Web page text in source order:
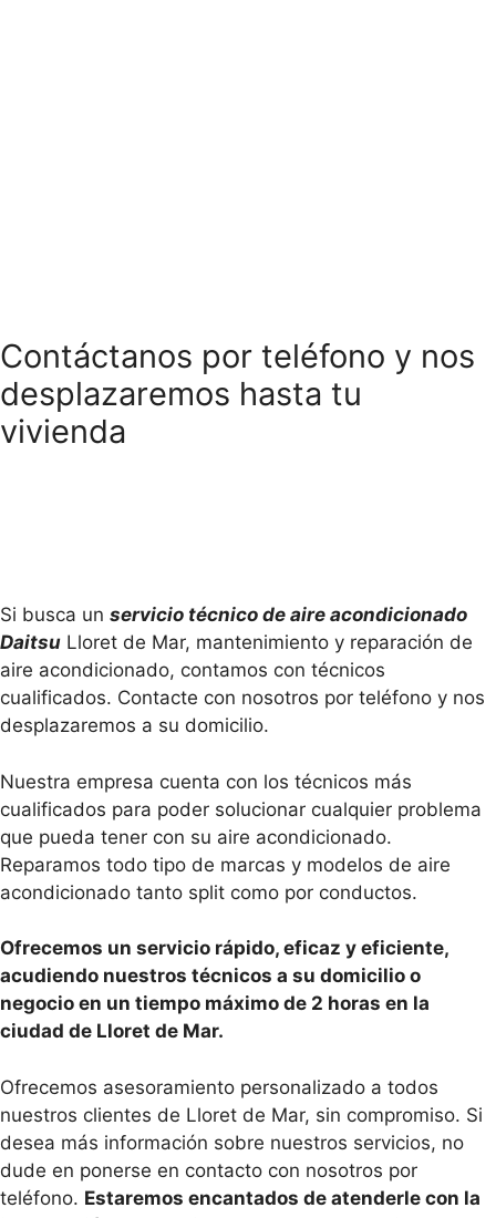
Contáctanos por teléfono y nos
desplazaremos hasta tu
vivienda
Si busca un servicio técnico de aire acondicionado
Daitsu Lloret de Mar, mantenimiento y reparación de
aire acondicionado, contamos con técnicos
cualificados. Contacte con nosotros por teléfono y nos
desplazaremos a su domicilio.
Nuestra empresa cuenta con los técnicos más
cualificados para poder solucionar cualquier problema
que pueda tener con su aire acondicionado.
Reparamos todo tipo de marcas y modelos de aire
acondicionado tanto split como por conductos.
Ofrecemos un servicio rápido, eficaz y eficiente,
acudiendo nuestros técnicos a su domicilio o
negocio en un tiempo máximo de 2 horas en la
ciudad de Lloret de Mar.
Ofrecemos asesoramiento personalizado a todos
nuestros clientes de Lloret de Mar, sin compromiso. Si
desea más información sobre nuestros servicios, no
dude en ponerse en contacto con nosotros por
teléfono. Estaremos encantados de atenderle con la